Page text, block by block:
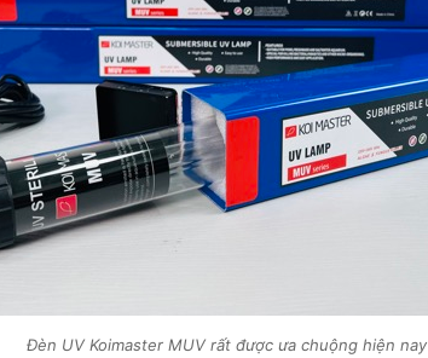
Đèn UV Koimaster MUV rất được ưa chuộng hiện nay